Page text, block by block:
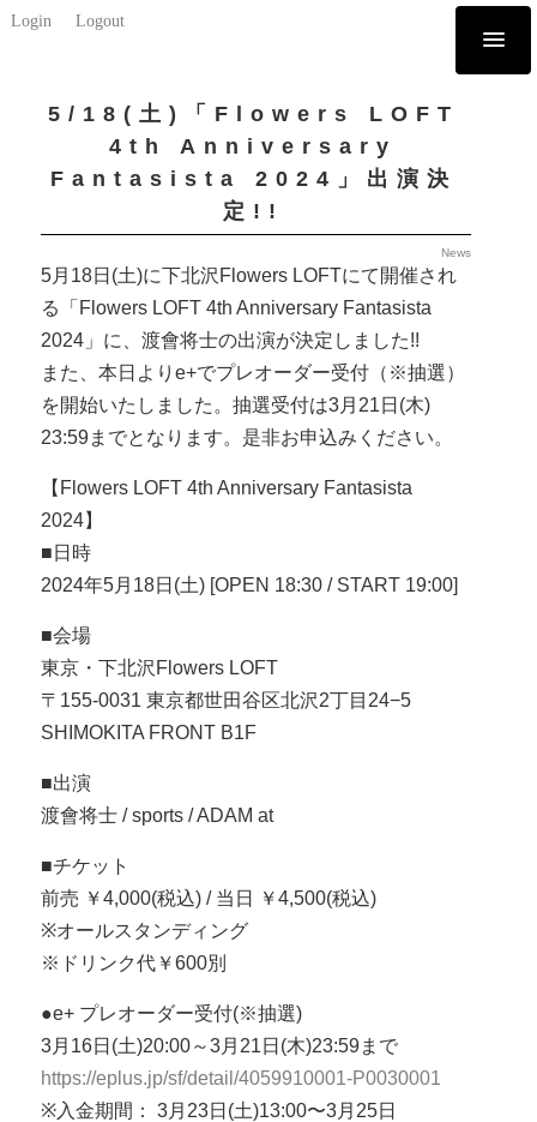
Login Logout
5/18(土)「Flowers LOFT
4th Anniversary
Fantasista 2024」出演決
定!!
News
5月18日(土)に下北沢Flowers LOFTにて開催され
る「Flowers LOFT 4th Anniversary Fantasista
2024」に、渡會将士の出演が決定しました!!
また、本日よりe+でプレオーダー受付（※抽選）
を開始いたしました。抽選受付は3月21日(木)
23:59までとなります。是非お申込みください。
【Flowers LOFT 4th Anniversary Fantasista
2024】
■日時
2024年5月18日(土) [OPEN 18:30 / START 19:00]
■会場
東京・下北沢Flowers LOFT
〒155-0031 東京都世田谷区北沢2丁目24−5
SHIMOKITA FRONT B1F
■出演
渡會将士 / sports / ADAM at
■チケット
前売 ￥4,000(税込) / 当日 ￥4,500(税込)
※オールスタンディング
※ドリンク代￥600別
●e+ プレオーダー受付(※抽選)
3月16日(土)20:00～3月21日(木)23:59まで
https://eplus.jp/sf/detail/4059910001-P0030001
※入金期間： 3月23日(土)13:00〜3月25日